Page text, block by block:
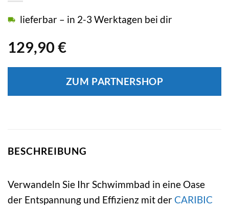
129,90 €
lieferbar – in 2-3 Werktagen bei dir
ZUM PARTNERSHOP
BESCHREIBUNG
Verwandeln Sie Ihr Schwimmbad in eine Oase
der Entspannung und Effizienz mit derCARIBIC